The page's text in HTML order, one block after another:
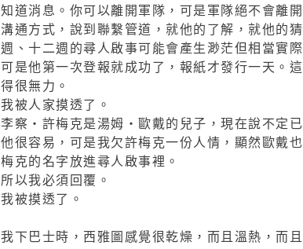
知道消息。你可以離開軍隊，可是軍隊絕不會離
溝通方式，說到聯繫管道，就他的了解，就他的
週、十二週的尋人啟事可能會產生渺茫但相當實
可是他第一次登報就成功了，報紙才發行一天。
得很無力。
我被人家摸透了。
李察‧許梅克是湯姆‧歐戴的兒子，現在說不定
他很容易，可是我欠許梅克一份人情，顯然歐戴
梅克的名字放進尋人啟事裡。
所以我必須回覆。
我被摸透了。
我下巴士時，西雅圖感覺很乾燥，而且溫熱，而